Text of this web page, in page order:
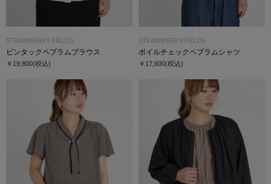
STRAWBERRY-FIELDS
ピンタックペプラムブラウス
￥19,800(税込)
STRAWBERRY-FIELDS
ボイルチェックペプラムシャツ
￥17,600(税込)